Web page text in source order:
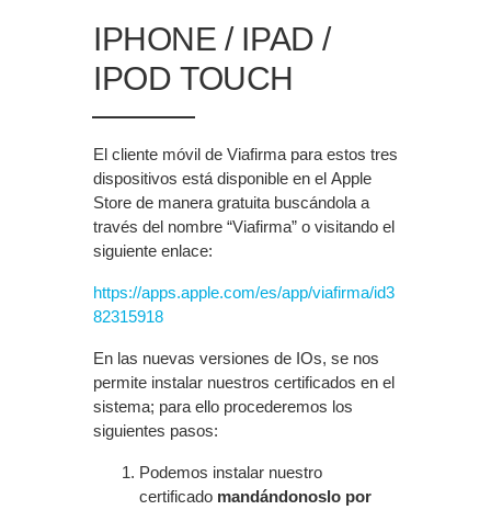
IPHONE / IPAD /
IPOD TOUCH
El cliente móvil de Viafirma para estos tres
dispositivos está disponible en el Apple
Store de manera gratuita buscándola a
través del nombre “Viafirma” o visitando el
siguiente enlace:
https://apps.apple.com/es/app/viafirma/id3
82315918
En las nuevas versiones de IOs, se nos
permite instalar nuestros certificados en el
sistema; para ello procederemos los
siguientes pasos:
Podemos instalar nuestro
certificado mandándonoslo por